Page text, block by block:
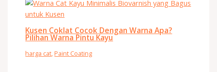
Kusen Coklat Cocok Dengan Warna Apa?
Pilihan Warna Pintu Kayu
harga cat,Paint Coating